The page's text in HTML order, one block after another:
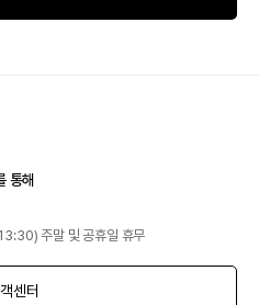
통해
주말 및 공휴일 휴무
센터